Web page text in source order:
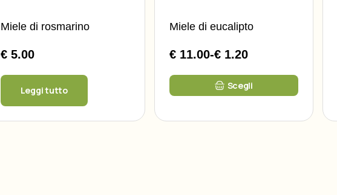
Miele di rosmarino
€ 5.00
Leggi tutto
Miele di eucalipto
€ 1.20
-
€ 11.00
Fascia
di
prezzo:
da
1.20
Scegli
Questo
ha
Le